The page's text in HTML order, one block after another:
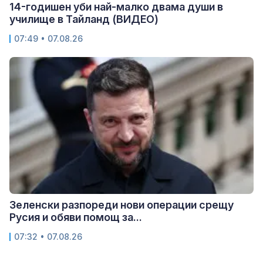
14-годишен уби най-малко двама души в
училище в Тайланд (ВИДЕО)
07:49 • 07.08.26
Зеленски разпореди нови операции срещу
Русия и обяви помощ за...
07:32 • 07.08.26